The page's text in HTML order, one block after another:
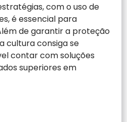
com o uso de
é essencial para
de garantir a proteção
cultura consiga se
contar com soluções
superiores em